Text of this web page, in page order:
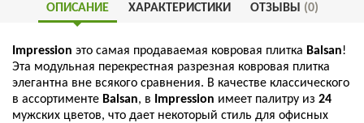
ОПИСАНИЕ ХАРАКТЕРИСТИКИ ОТЗЫВЫ (0)
Impression это самая продаваемая ковровая плитка Balsan!
Эта модульная перекрестная разрезная ковровая плитка
элегантна вне всякого сравнения. В качестве классического
в ассортименте Balsan, в Impression имеет палитру из 24
мужских цветов, что дает некоторый стиль для офисных